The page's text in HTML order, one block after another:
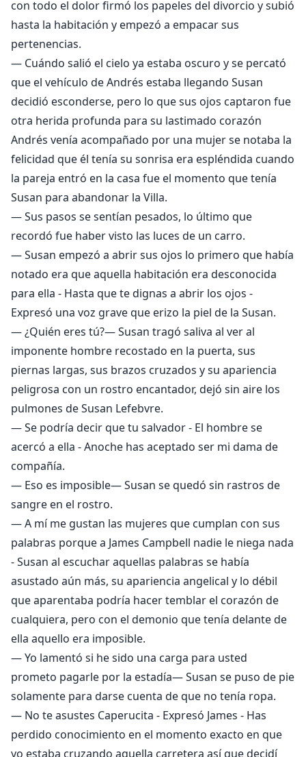
con todo el dolor firmó los papeles del divorcio y subió
hasta la habitación y empezó a empacar sus
pertenencias.
— Cuándo salió el cielo ya estaba oscuro y se percató
que el vehículo de Andrés estaba llegando Susan
decidió esconderse, pero lo que sus ojos captaron fue
otra herida profunda para su lastimado corazón
Andrés venía acompañado por una mujer se notaba la
felicidad que él tenía su sonrisa era espléndida cuando
la pareja entró en la casa fue el momento que tenía
Susan para abandonar la Villa.
— Sus pasos se sentían pesados, lo último que
recordó fue haber visto las luces de un carro.
— Susan empezó a abrir sus ojos lo primero que había
notado era que aquella habitación era desconocida
para ella - Hasta que te dignas a abrir los ojos -
Expresó una voz grave que erizo la piel de la Susan.
— ¿Quién eres tú?— Susan tragó saliva al ver al
imponente hombre recostado en la puerta, sus
piernas largas, sus brazos cruzados y su apariencia
peligrosa con un rostro encantador, dejó sin aire los
pulmones de Susan Lefebvre.
— Se podría decir que tu salvador - El hombre se
acercó a ella - Anoche has aceptado ser mi dama de
compañía.
— Eso es imposible— Susan se quedó sin rastros de
sangre en el rostro.
— A mí me gustan las mujeres que cumplan con sus
palabras porque a James Campbell nadie le niega nada
- Susan al escuchar aquellas palabras se había
asustado aún más, su apariencia angelical y lo débil
que aparentaba podría hacer temblar el corazón de
cualquiera, pero con el demonio que tenía delante de
ella aquello era imposible.
— Yo lamentó si he sido una carga para usted
prometo pagarle por la estadía— Susan se puso de pie
solamente para darse cuenta de que no tenía ropa.
— No te asustes Caperucita - Expresó James - Has
perdido conocimiento en el momento exacto en que
yo estaba cruzando aquella carretera así que decidí